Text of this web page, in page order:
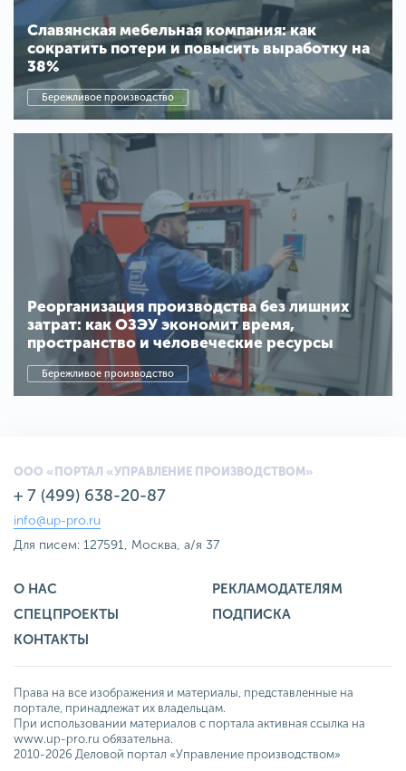
Славянская мебельная компания: как
сократить потери и повысить выработку на
38%
Бережливое производство
Реорганизация производства без лишних
затрат: как ОЗЭУ экономит время,
пространство и человеческие ресурсы
Бережливое производство
ООО «ПОРТАЛ «УПРАВЛЕНИЕ ПРОИЗВОДСТВОМ»
+ 7 (499) 638-20-87
info@up-pro.ru
Для писем: 127591, Москва, а/я 37
О НАС
РЕКЛАМОДАТЕЛЯМ
СПЕЦПРОЕКТЫ
ПОДПИСКА
КОНТАКТЫ
Права на все изображения и материалы, представленные на
портале, принадлежат их владельцам.
При использовании материалов с портала активная ссылка на
www.up-pro.ru обязательна.
2010-2026 Деловой портал «Управление производством»